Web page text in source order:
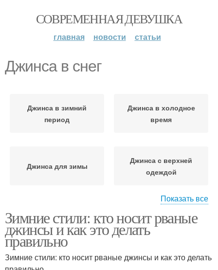
СОВРЕМЕННАЯ ДЕВУШКА
главная новости статьи
Джинса в снег
Джинса в зимний
период
Джинса в холодное
время
Джинса для зимы
Джинса с верхней
одеждой
Джинса с ботинками
погоду
Показать все
Зимние стили: кто носит рваные
джинсы и как это делать
правильно
Зимние стили: кто носит рваные джинсы и как это делать